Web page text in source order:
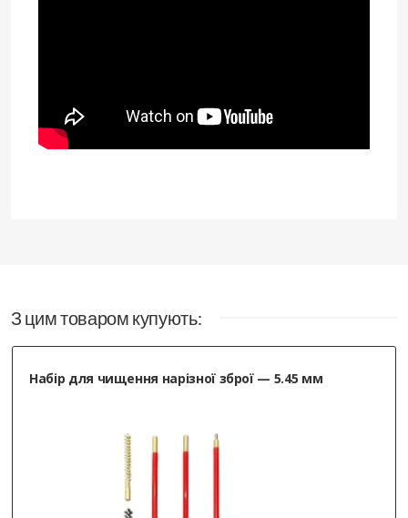
З цим товаром купують:
Набір для чищення нарізної зброї — 5.45 мм